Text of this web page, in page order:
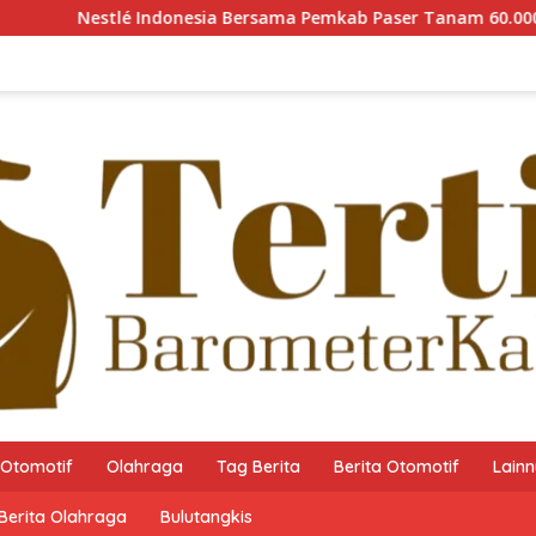
Bersama Pemkab Paser Tanam 60.000 Pohon Mangrove
Otomotif Olahraga Tag Berita Berita Otomotif
Olahraga Bulutangkis